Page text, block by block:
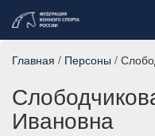
Главная / Персоны /
Ивановна